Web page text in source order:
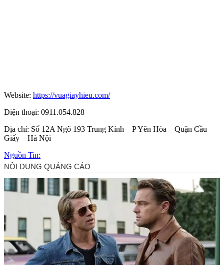
Website: https://vuagiayhieu.com/
Điện thoại: 0911.054.828
Địa chỉ: Số 12A Ngõ 193 Trung Kính – P Yên Hòa – Quận Cầu
Giấy – Hà Nội
Nguồn Tin: